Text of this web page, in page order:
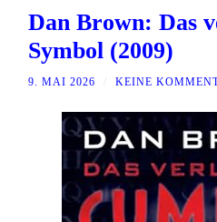
Dan Brown: Das
Symbol (2009)
9. MAI 2026 KEINE